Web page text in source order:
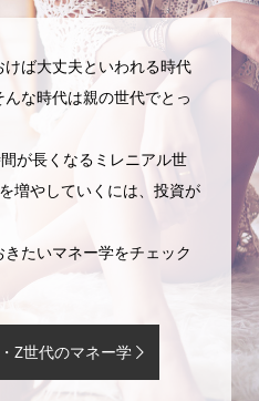
ば大丈夫といわれる時代
な時代は親の世代でとっ
が長くなるミレニアル世
増やしていくには、投資が
たいマネー学をチェック
Z世代のマネー学